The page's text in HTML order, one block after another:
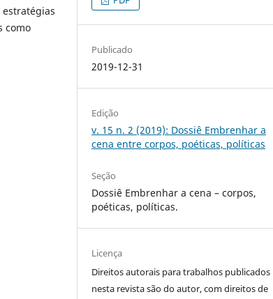
como
Publicado
2019-12-31
Edição
v. 15 n. 2 (2019): Dossiê Embrenhar a
cena entre corpos, poéticas, políticas
Seção
Dossiê Embrenhar a cena – corpos,
poéticas, políticas.
Licença
Direitos autorais para trabalhos publicados
nesta revista são do autor, com direitos de